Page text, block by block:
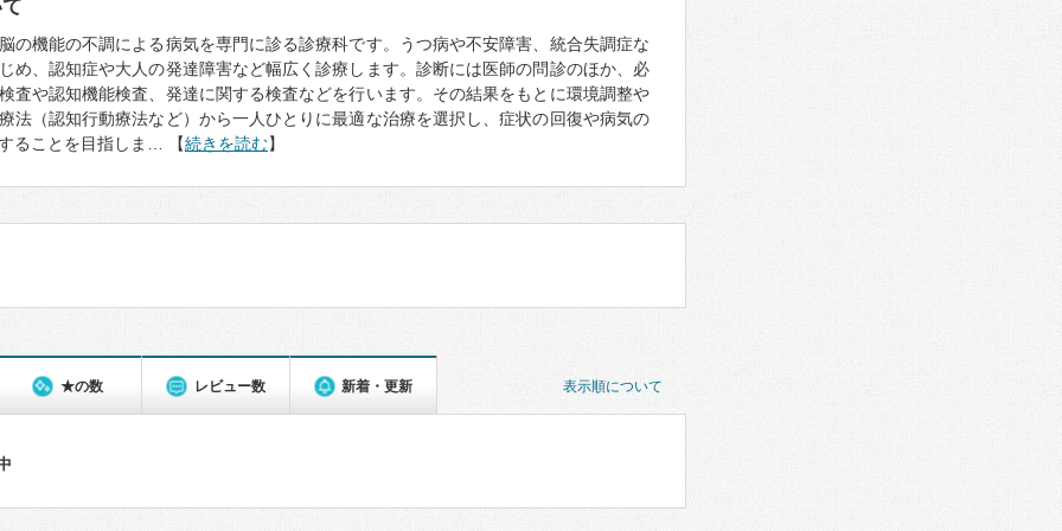
の機能の不調による病気を専門に診る診療科です。うつ病や不安障害、統合失調症な
め、認知症や大人の発達障害など幅広く診療します。診断には医師の問診のほか、必
査や認知機能検査、発達に関する検査などを行います。その結果をもとに環境調整や
法（認知行動療法など）から一人ひとりに最適な治療を選択し、症状の回復や病気の
ることを目指しま… 【続きを読む】
表示順について
★の数 レビュー数 新着・更新